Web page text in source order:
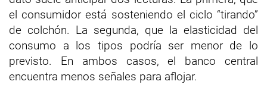
el consumidor está sosteniendo el ciclo “tirando”
de colchón. La segunda, que la elasticidad del
consumo a los tipos podría ser menor de lo
previsto. En ambos casos, el banco central
encuentra menos señales para aflojar.